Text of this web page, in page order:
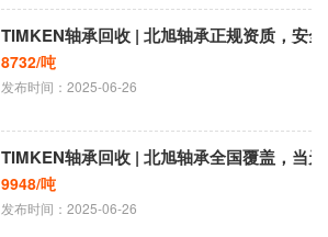
TIMKEN轴承回收 | 北旭轴承正规资质，安
8732/吨
发布时间：2025-06-26
TIMKEN轴承回收 | 北旭轴承全国覆盖，当
9948/吨
发布时间：2025-06-26